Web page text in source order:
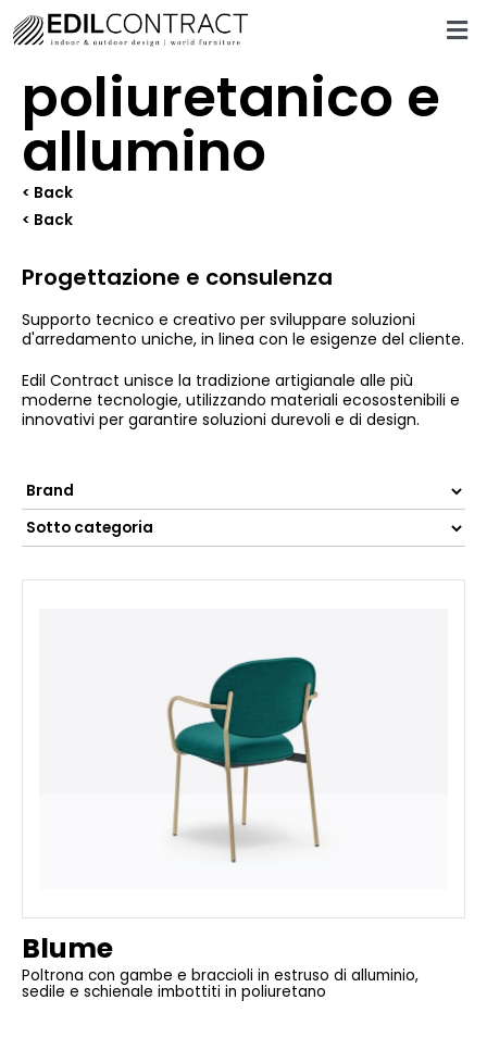
poliuretanico e
allumino
< Back
< Back
Progettazione e consulenza
Supporto tecnico e creativo per sviluppare soluzioni
d'arredamento uniche, in linea con le esigenze del cliente.
Edil Contract unisce la tradizione artigianale alle più
moderne tecnologie, utilizzando materiali ecosostenibili e
innovativi per garantire soluzioni durevoli e di design.
Blume
Poltrona con gambe e braccioli in estruso di alluminio,
sedile e schienale imbottiti in poliuretano